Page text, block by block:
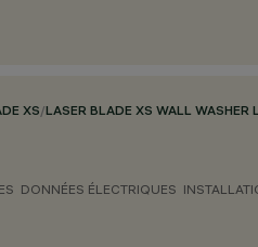
XS/LASER BLADE XS WALL WASHER
DONNÉES ÉLECTRIQUES